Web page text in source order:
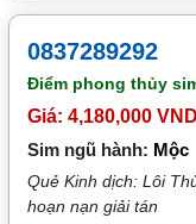
0837289292
Điểm phong thủy
Giá: 4,180,000 VND
Sim ngũ hành: Mộc
Quẻ Kinh dịch: Lôi
hoạn nạn giải tán